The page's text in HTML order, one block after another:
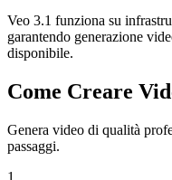
Veo 3.1 funziona su
garantendo generazione
disponibile.
Come Creare
Genera video di qualità
passaggi.
1